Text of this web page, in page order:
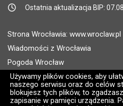
Używamy plików cookies, aby
naszego serwisu oraz do celów
blokujesz tych plików, to
zapisanie w pamięci urządzenia.
Ostatnia aktualizacja BIP:
Strona Wrocławia: www.wroclaw.pl
Wiadomości z Wrocławia
Pogoda Wrocław
Rozkłady jazdy MPK Wrocław
Administratorem wroclaw.pl jest: